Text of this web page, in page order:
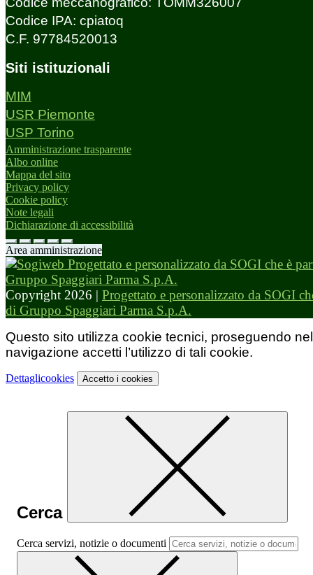
Codice IPA: cpiatoq
C.F. 97784520013
Siti istituzionali
MIM
USR Piemonte
USP Torino
Amministrazione trasparente
Albo online
Mappa del sito
Privacy policy
Cookie policy
Note legali
Dichiarazione di accessibilità
Area amministrazione
Copyright 2026 | Progettato e personalizzato da SOGI
di Gruppo Spaggiari Parma S.p.A.
Questo sito utilizza cookie tecnici, proseguendo
navigazione accetti l’utilizzo di tali cookie.
Dettaglicookies Accetto i cookies
Cerca
Cerca servizi, notizie o documenti